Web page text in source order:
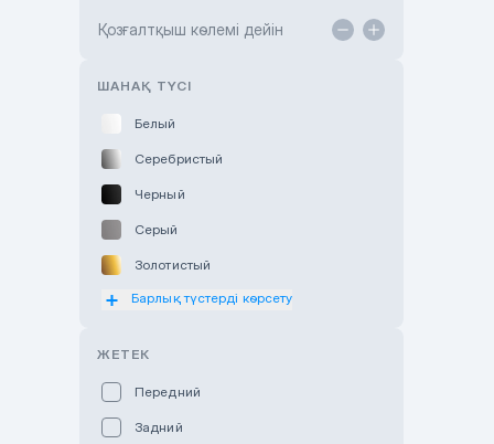
Қозғалтқыш көлемі дейін
ШАНАҚ ТҮСІ
Белый
Серебристый
Черный
Серый
Золотистый
Оранжевый
Барлық түстерді көрсету
ЖЕТЕК
Передний
Задний